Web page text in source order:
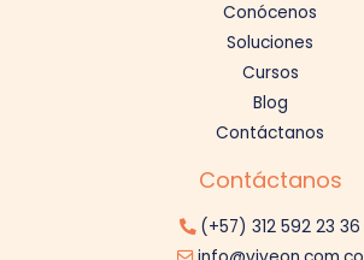
Conócenos
Soluciones
Cursos
Blog
Contáctanos
Contáctanos
(+57) 312 592 23 36